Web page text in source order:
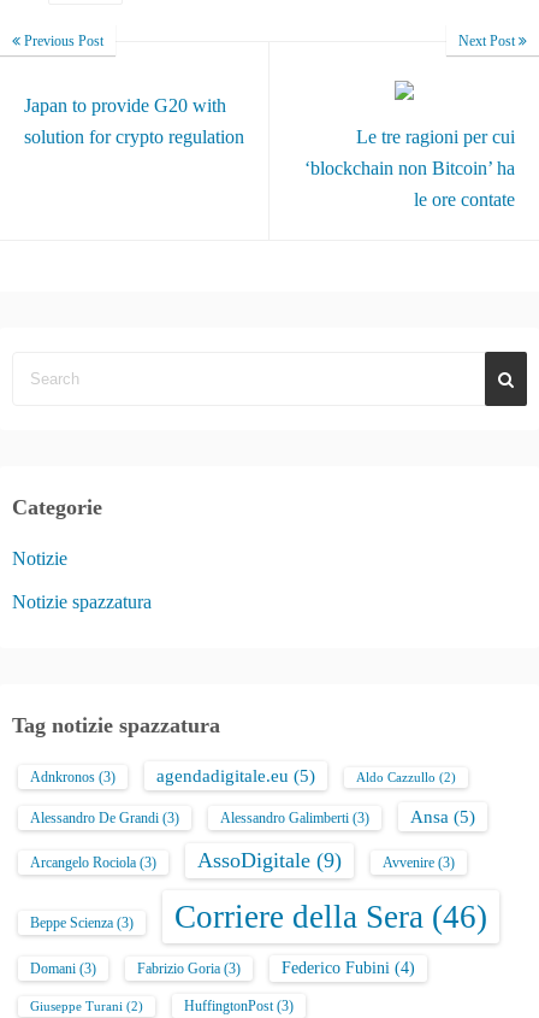
Previous Post
Japan to provide G20 with
solution for crypto regulation
Next Post
Le tre ragioni per cui
‘blockchain non Bitcoin’ ha
le ore contate
Categorie
Notizie
Notizie spazzatura
Tag notizie spazzatura
Adnkronos (3) agendadigitale.eu (5) Aldo Cazzullo (2)
Alessandro De Grandi (3) Alessandro Galimberti (3) Ansa (5)
Arcangelo Rociola (3) AssoDigitale (9) Avvenire (3)
Beppe Scienza (3) Corriere della Sera (46)
Domani (3) Fabrizio Goria (3) Federico Fubini (4)
Giuseppe Turani (2) HuffingtonPost(3)